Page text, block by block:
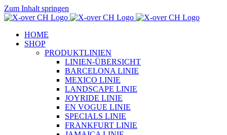
Zum Inhalt springen
HOME
SHOP
PRODUKTLINIEN
LINIEN-ÜBERSICHT
BARCELONA LINIE
MEXICO LINIE
LANDSCAPE LINIE
JOYRIDE LINIE
EN VOGUE LINIE
SPECIALS LINIE
FRANKFURT LINIE